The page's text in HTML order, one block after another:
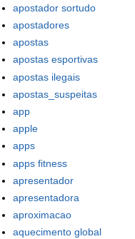
apostador sortudo
apostadores
apostas
apostas esportivas
apostas ilegais
apostas_suspeitas
app
apple
apps
apps fitness
apresentador
apresentadora
aproximacao
aquecimento global